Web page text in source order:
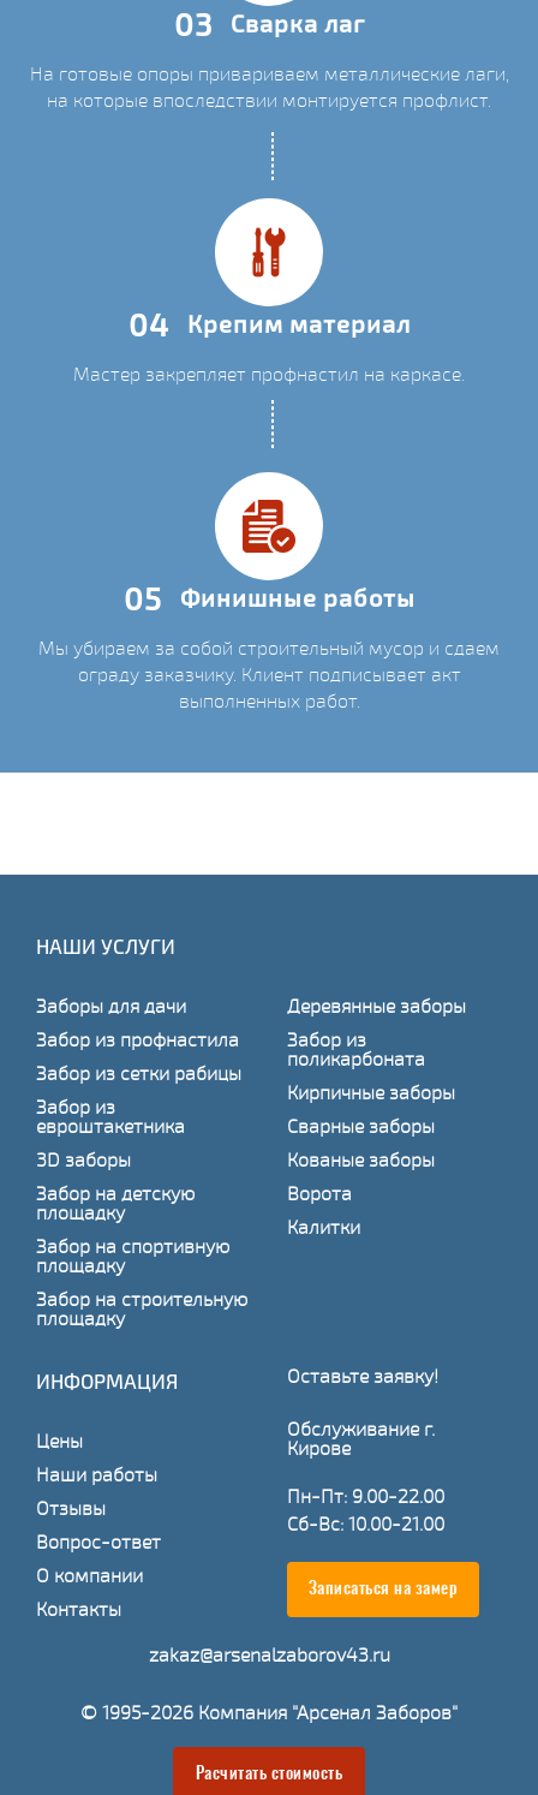
03 Сварка лаг
На готовые опоры привариваем металлические лаги,
на которые впоследствии монтируется профлист.
04 Крепим материал
Мастер закрепляет профнастил на каркасе.
05 Финишные работы
Мы убираем за собой строительный мусор и сдаем
ограду заказчику. Клиент подписывает акт
выполненных работ.
НАШИ УСЛУГИ
Заборы для дачи
Забор из профнастила
Забор из сетки рабицы
Забор из
евроштакетника
3D заборы
Забор на детскую
площадку
Забор на спортивную
площадку
Забор на строительную
площадку
Деревянные заборы
Забор из
поликарбоната
Кирпичные заборы
Сварные заборы
Кованые заборы
Ворота
Калитки
ИНФОРМАЦИЯ
Цены
Наши работы
Отзывы
Вопрос-ответ
О компании
Контакты
Оставьте заявку!
Обслуживание г.
Кирове
Пн-Пт: 9.00-22.00
Сб-Вс: 10.00-21.00
Записаться на замер
zakaz@arsenalzaborov43.ru
© 1995-2026 Компания "Арсенал Заборов"
Расчитать стоимость